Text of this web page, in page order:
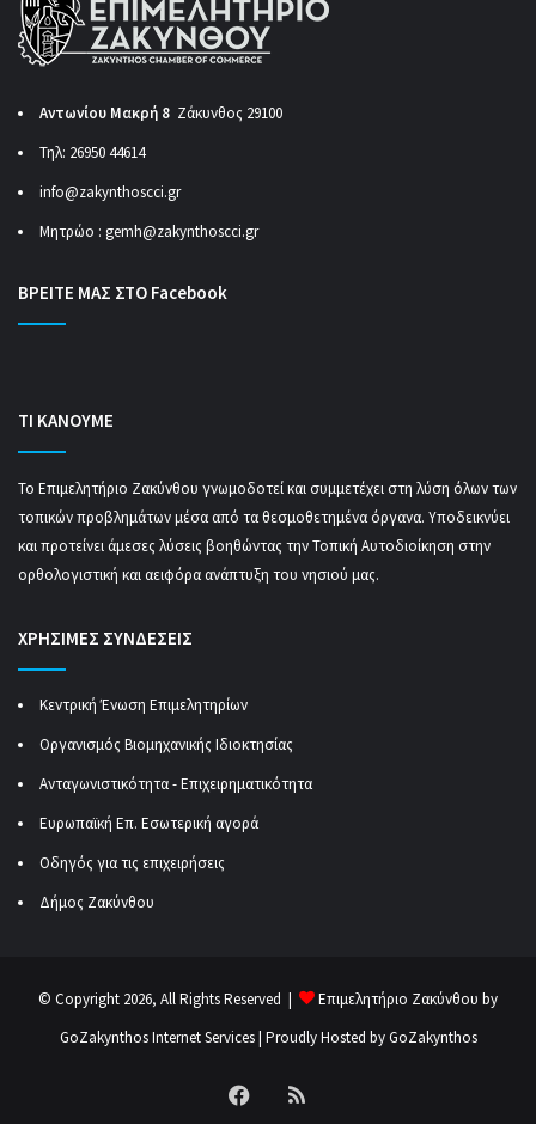
Αντωνίου Μακρή 8 Ζάκυνθος 29100
Τηλ: 26950 44614
info@zakynthoscci.gr
Μητρώο : gemh@zakynthoscci.gr
ΒΡΕΙΤΕ ΜΑΣ ΣΤΟ Facebook
ΤΙ ΚΑΝΟΥΜΕ
Το Επιμελητήριο Ζακύνθου γνωμοδοτεί και συμμετέχει στη λύση όλων των
τοπικών προβλημάτων μέσα από τα θεσμοθετημένα όργανα. Υποδεικνύει
και προτείνει άμεσες λύσεις βοηθώντας την Τοπική Αυτοδιοίκηση στην
ορθολογιστική και αειφόρα ανάπτυξη του νησιού μας.
ΧΡΗΣΙΜΕΣ ΣΥΝΔΕΣΕΙΣ
Κεντρική Ένωση Επιμελητηρίων
Οργανισμός Βιομηχανικής Ιδιοκτησίας
Ανταγωνιστικότητα - Επιχειρηματικότητα
Ευρωπαϊκή Επ. Εσωτερική αγορά
Οδηγός για τις επιχειρήσεις
Δήμος Ζακύνθου
© Copyright 2026, All Rights Reserved |
Επιμελητήριο Ζακύνθου by
GoZakynthos Internet Services| Proudly Hosted byGoZakynthos
Facebook